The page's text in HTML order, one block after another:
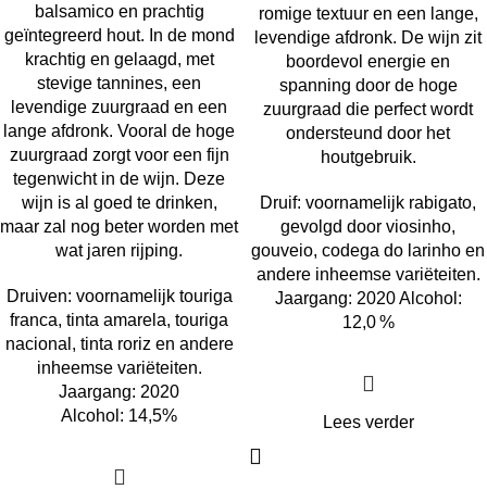
balsamico en prachtig
geïntegreerd hout. In de mond
krachtig en gelaagd, met
stevige tannines, een
levendige zuurgraad en een
lange afdronk. Vooral de hoge
zuurgraad zorgt voor een fijn
tegenwicht in de wijn. Deze
wijn is al goed te drinken,
maar zal nog beter worden met
wat jaren rijping.
Druiven: voornamelijk touriga
franca, tinta amarela, touriga
nacional, tinta roriz en andere
inheemse variëteiten.
Jaargang: 2020
Alcohol: 14,5%
romige textuur en een lange,
levendige afdronk. De wijn zit
boordevol energie en
spanning door de hoge
zuurgraad die perfect wordt
ondersteund door het
houtgebruik.
Druif: voornamelijk rabigato,
gevolgd door viosinho,
gouveio, codega do larinho en
andere inheemse variëteiten.
Jaargang: 2020 Alcohol:
12,0 %
Lees verder